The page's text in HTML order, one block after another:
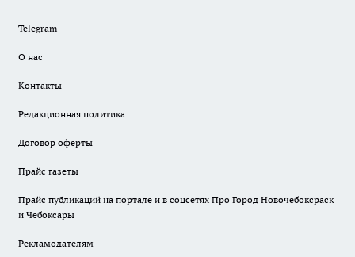
Telegram
О нас
Контакты
Редакционная политика
Договор оферты
Прайс газеты
Прайс публикаций на портале и в соцсетях Про Город Новочебоксраск
и Чебоксары
Рекламодателям